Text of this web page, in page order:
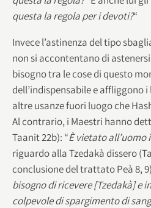
questa la regola per i devoti?“
Invece l’astinenza del tipo
non si accontentano di
bisogno tra le cose di questo
dell’indispensabile e affliggono
altre usanze fuori luogo che
Al contrario, i Maestri hanno
Taanit 22b): “È vietato
riguardo alla Tzedakà dissero
conclusione del trattato Peà 8,
bisogno di ricevere [Tzedakà] e
colpevole di spargimento di